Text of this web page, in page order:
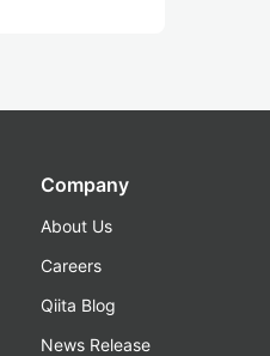
Company
About Us
Careers
Qiita Blog
News Release